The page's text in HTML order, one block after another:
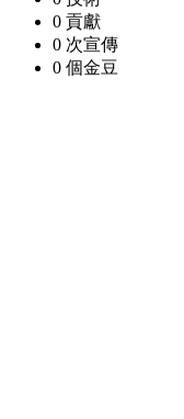
0 貢獻
0 次宣傳
0 個金豆